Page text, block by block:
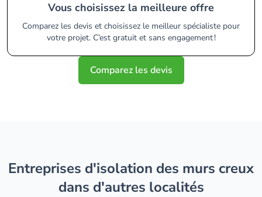
Vous choisissez la meilleure offre
Comparez les devis et choisissez le meilleur spécialiste pour
votre projet. C’est gratuit et sans engagement !
Comparez les devis
entreprises d'isolation des murs creux
dans d'autres localités